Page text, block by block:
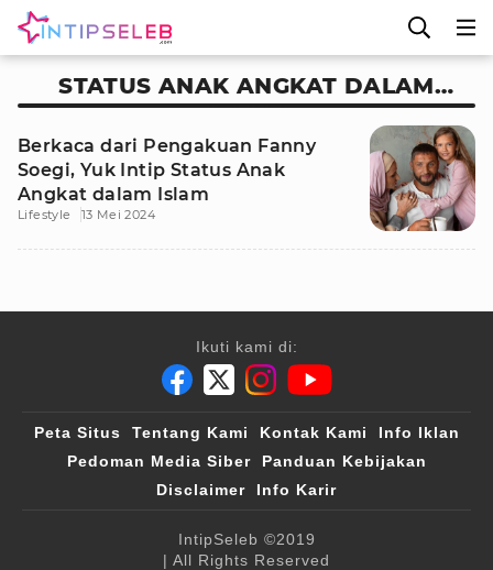
STATUS ANAK ANGKAT DALAM
ISLAM
Berkaca dari Pengakuan Fanny
Soegi, Yuk Intip Status Anak
Angkat dalam Islam
Lifestyle 13 Mei 2024
Ikuti kami di:
Peta Situs Tentang Kami Kontak Kami
Info Iklan
Pedoman Media Siber
Panduan Kebijakan
Disclaimer
Info Karir
IntipSeleb ©2019
| All Rights Reserved